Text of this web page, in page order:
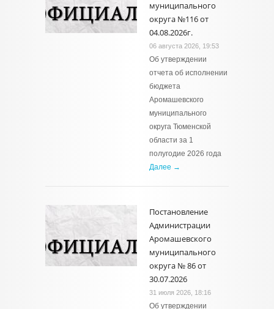
муниципального
округа №116 от
04.08.2026г.
06 августа 2026, 19:53
Об утверждении
отчета об исполнении
бюджета
Аромашевского
муниципального
округа Тюменской
области за 1
полугодие 2026 года
Далее →
Постановление
Администрации
Аромашевского
муниципального
округа № 86 от
30.07.2026
31 июля 2026, 18:16
Об утверждении